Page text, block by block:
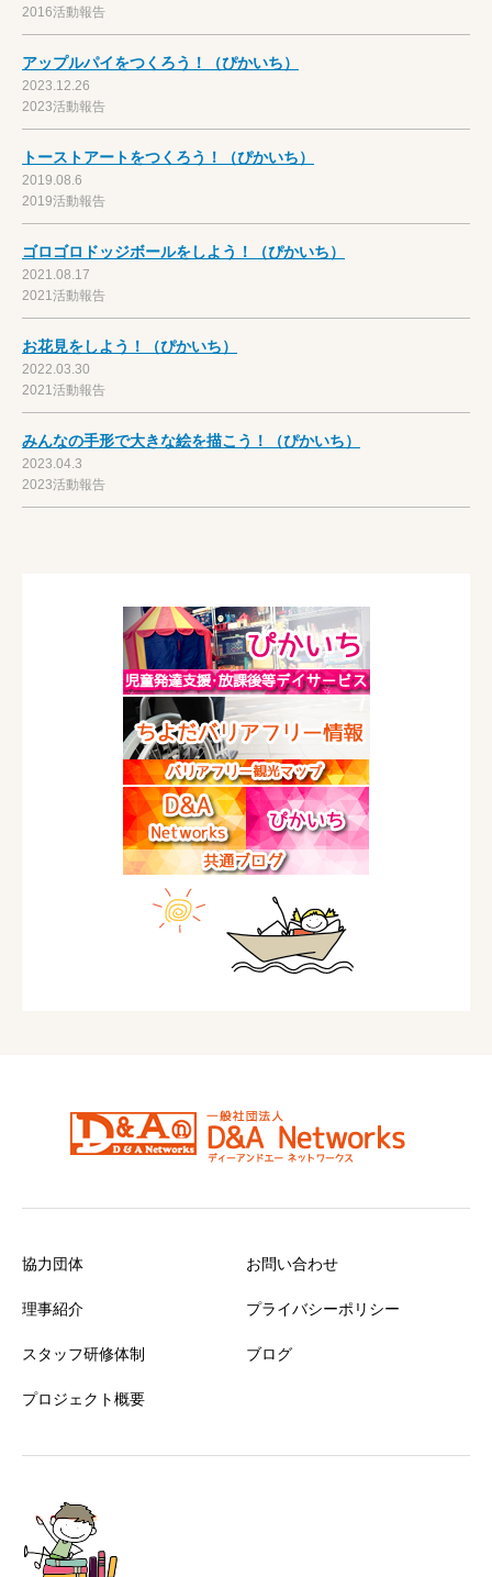
2016活動報告
アップルパイをつくろう！（ぴかいち）
2023.12.26
2023活動報告
トーストアートをつくろう！（ぴかいち）
2019.08.6
2019活動報告
ゴロゴロドッジボールをしよう！（ぴかいち）
2021.08.17
2021活動報告
お花見をしよう！（ぴかいち）
2022.03.30
2021活動報告
みんなの手形で大きな絵を描こう！（ぴかいち）
2023.04.3
2023活動報告
協力団体
理事紹介
スタッフ研修体制
プロジェクト概要
お問い合わせ
プライバシーポリシー
ブログ